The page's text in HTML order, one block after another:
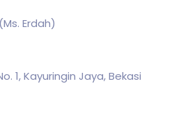
Erdah)
1, Kayuringin Jaya, Bekasi